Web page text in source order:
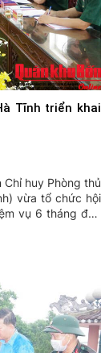
Tĩnh triển khai
huy Phòng thủ
vừa tổ chức hội
vụ 6 tháng đầu